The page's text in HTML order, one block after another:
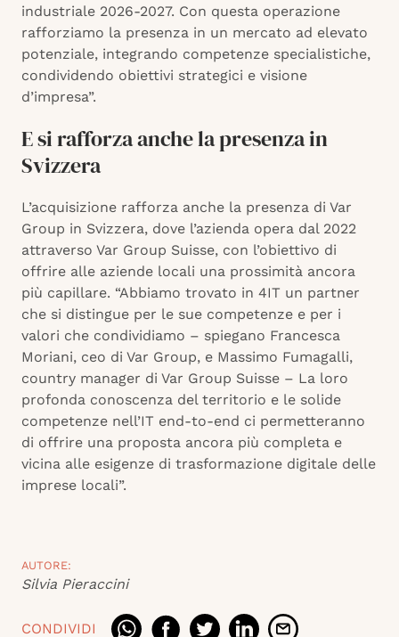
industriale 2026-2027. Con questa operazione
rafforziamo la presenza in un mercato ad elevato
potenziale, integrando competenze specialistiche,
condividendo obiettivi strategici e visione
d’impresa”.
E si rafforza anche la presenza in
Svizzera
L’acquisizione rafforza anche la presenza di Var
Group in Svizzera, dove l’azienda opera dal 2022
attraverso Var Group Suisse, con l’obiettivo di
offrire alle aziende locali una prossimità ancora
più capillare. “Abbiamo trovato in 4IT un partner
che si distingue per le sue competenze e per i
valori che condividiamo – spiegano Francesca
Moriani, ceo di Var Group, e Massimo Fumagalli,
country manager di Var Group Suisse – La loro
profonda conoscenza del territorio e le solide
competenze nell’IT end-to-end ci permetteranno
di offrire una proposta ancora più completa e
vicina alle esigenze di trasformazione digitale delle
imprese locali”.
AUTORE:
Silvia Pieraccini
CONDIVIDI